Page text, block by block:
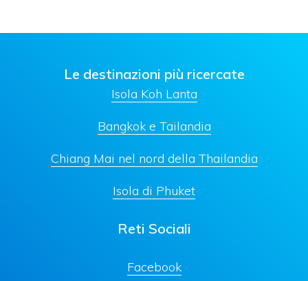
Le destinazioni più ricercate
Isola Koh Lanta
Bangkok e Tailandia
Chiang Mai nel nord della Thailandia
Isola di Phuket
Reti Sociali
Facebook